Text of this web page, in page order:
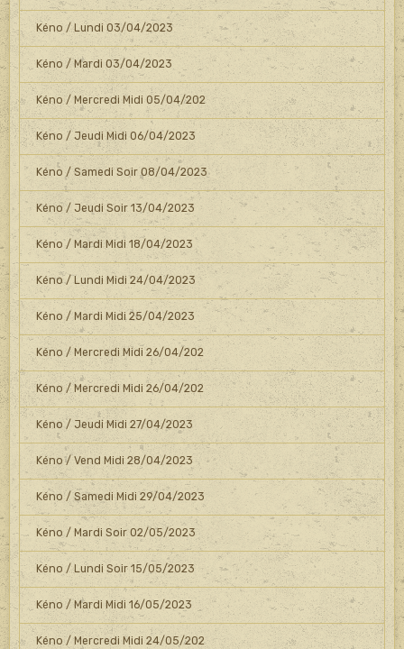
Kéno / Lundi 03/04/2023
Kéno / Mardi 03/04/2023
Kéno / Mercredi Midi 05/04/202
Kéno / Jeudi Midi 06/04/2023
Kéno / Samedi Soir 08/04/2023
Kéno / Jeudi Soir 13/04/2023
Kéno / Mardi Midi 18/04/2023
Kéno / Lundi Midi 24/04/2023
Kéno / Mardi Midi 25/04/2023
Kéno / Mercredi Midi 26/04/202
Kéno / Mercredi Midi 26/04/202
Kéno / Jeudi Midi 27/04/2023
Kéno / Vend Midi 28/04/2023
Kéno / Samedi Midi 29/04/2023
Kéno / Mardi Soir 02/05/2023
Kéno / Lundi Soir 15/05/2023
Kéno / Mardi Midi 16/05/2023
Kéno / Mercredi Midi 24/05/202